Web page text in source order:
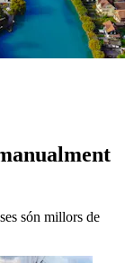
són millors de